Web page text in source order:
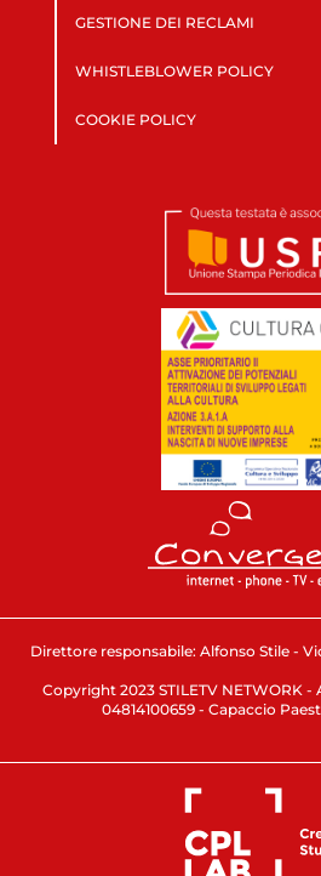
GESTIONE DEI RECLAMI
WHISTLEBLOWER POLICY
COOKIE POLICY
Direttore responsabile: Alfonso Stile -
Copyright 2023 STILETV NETWORK
04814100659 - Capaccio